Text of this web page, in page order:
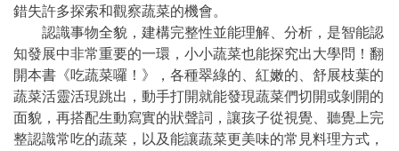
錯失許多探索和觀察蔬菜的機會。
認識事物全貌，建構完整性並能理解、分析，是智能認
知發展中非常重要的一環，小小蔬菜也能探究出大學問！翻
開本書《吃蔬菜囉！》，各種翠綠的、紅嫩的、舒展枝葉的
蔬菜活靈活現跳出，動手打開就能發現蔬菜們切開或剝開的
面貌，再搭配生動寫實的狀聲詞，讓孩子從視覺、聽覺上完
整認識常吃的蔬菜，以及能讓蔬菜更美味的常見料理方式，